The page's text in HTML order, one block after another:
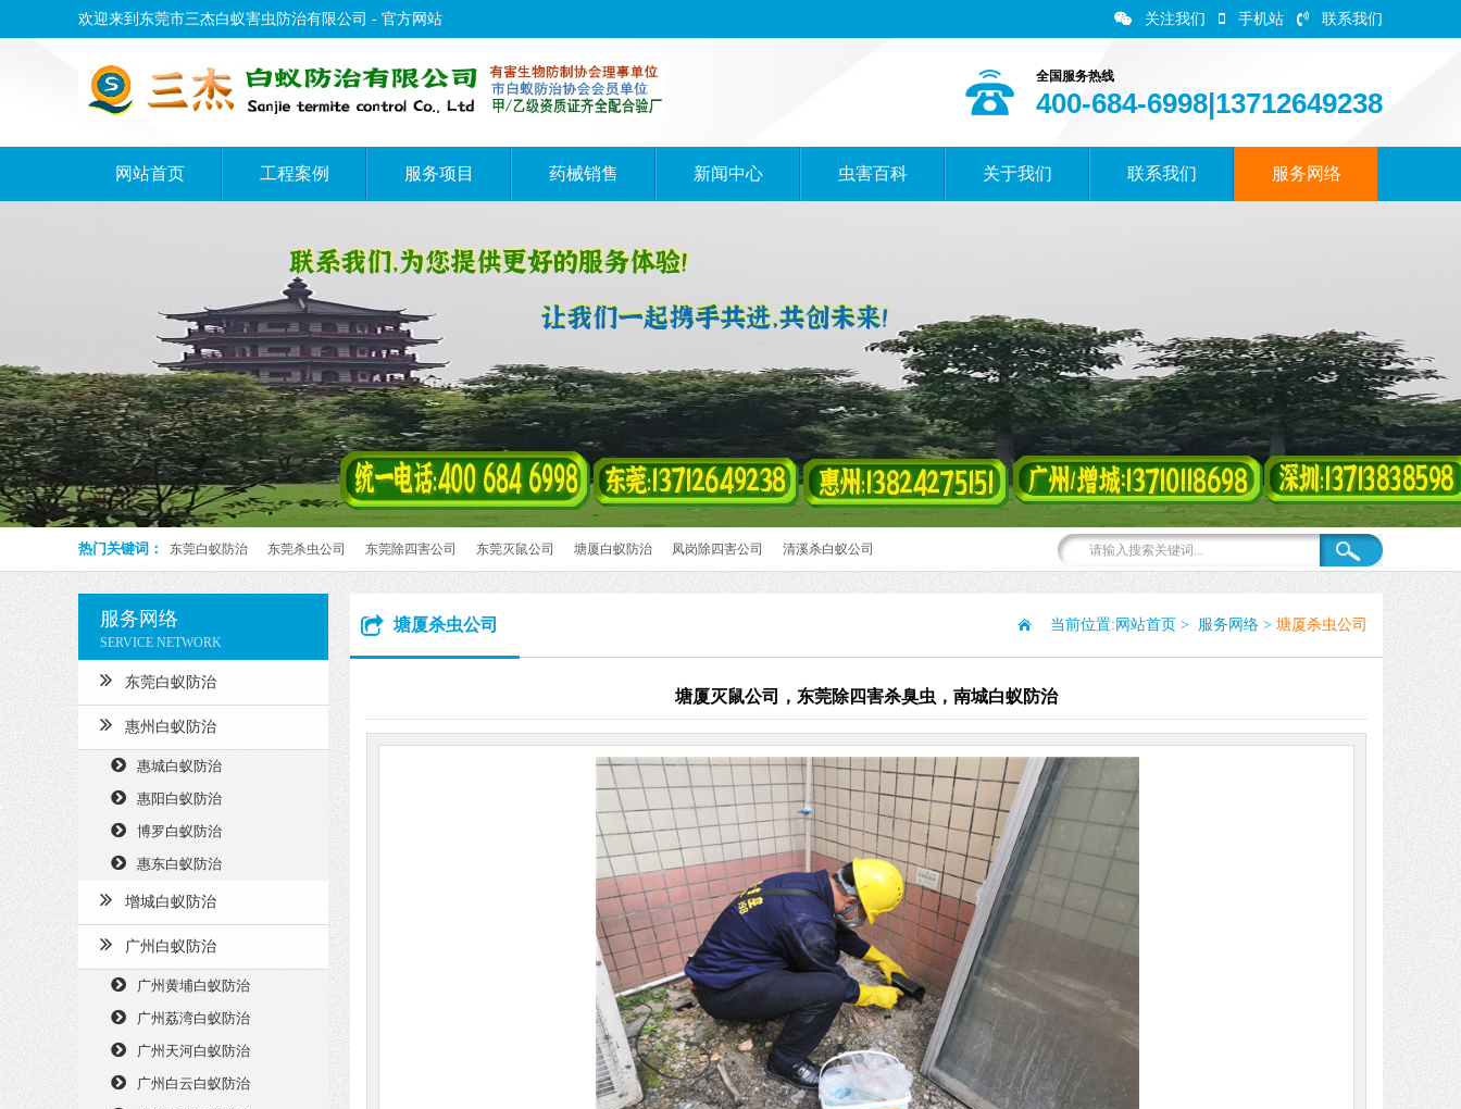
欢迎来到东莞市三杰白蚁害虫防治有限公司 - 官方网站 关注我们 手机站 联系我们
全国服务热线
400-684-6998|13712649238
网站首页 工程案例 服务项目 药械销售 新闻中心 虫害百科 关于我们 联系我们 服务网络
热门关键词： 东莞白蚁防治 东莞杀虫公司 东莞除四害公司 东莞灭鼠公司 塘厦白蚁防治 凤岗除四害公司 清溪杀白蚁公司
服务网络
SERVICE NETWORK
东莞白蚁防治
惠州白蚁防治
惠城白蚁防治
惠阳白蚁防治
博罗白蚁防治
惠东白蚁防治
增城白蚁防治
广州白蚁防治
广州黄埔白蚁防治
广州荔湾白蚁防治
广州天河白蚁防治
广州白云白蚁防治
塘厦杀虫公司 当前位置: 网站首页 > 服务网络 > 塘厦杀虫公司
塘厦灭鼠公司，东莞除四害杀臭虫，南城白蚁防治